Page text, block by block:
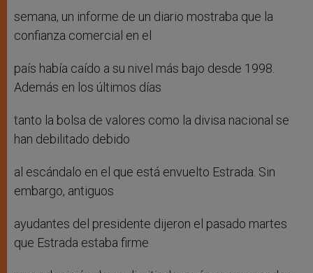
semana, un informe de un diario mostraba que la
confianza comercial en el
país había caído a su nivel más bajo desde 1998.
Además en los últimos días
tanto la bolsa de valores como la divisa nacional se
han debilitado debido
al escándalo en el que está envuelto Estrada. Sin
embargo, antiguos
ayudantes del presidente dijeron el pasado martes
que Estrada estaba firme